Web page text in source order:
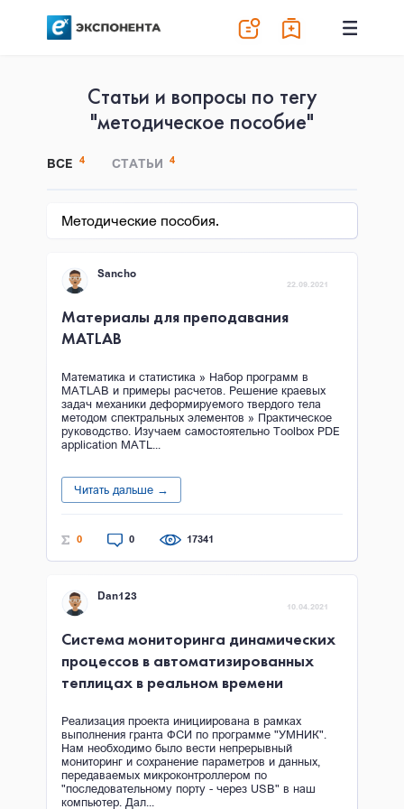
Статьи и вопросы по тегу
"методическое пособие"
ВСЕ 4 СТАТЬИ 4
Методические пособия.
22.09.2021
Sancho
Материалы для преподавания
MATLAB
Математика и статистика » Набор программ в
MATLAB и примеры расчетов. Решение краевых
задач механики деформируемого твердого тела
методом спектральных элементов » Практическое
руководство. Изучаем самостоятельно Toolbox PDE
application MATL...
Читать дальше →
0 0 17341
10.04.2021
Dan123
Система мониторинга динамических
процессов в автоматизированных
теплицах в реальном времени
Реализация проекта инициирована в рамках
выполнения гранта ФСИ по программе "УМНИК".
Нам необходимо было вести непрерывный
мониторинг и сохранение параметров и данных,
передаваемых микроконтроллером по
"последовательному порту - через USB" в наш
компьютер. Дал...